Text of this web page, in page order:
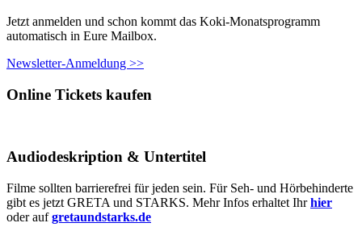
Jetzt anmelden und schon kommt das Koki-Monatsprogramm
automatisch in Eure Mailbox.
Newsletter-Anmeldung >>
Online Tickets kaufen
Audiodeskription & Untertitel
Filme sollten barrierefrei für jeden sein. Für Seh- und Hörbehinderte
gibt es jetzt GRETA und STARKS. Mehr Infos erhaltet Ihrhier
oder aufgretaundstarks.de